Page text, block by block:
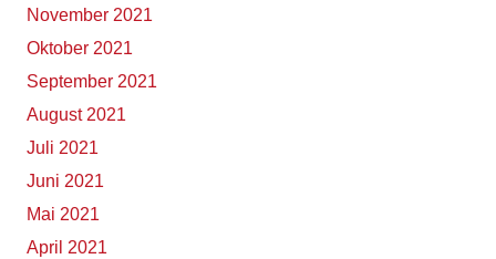
November 2021
Oktober 2021
September 2021
August 2021
Juli 2021
Juni 2021
Mai 2021
April 2021